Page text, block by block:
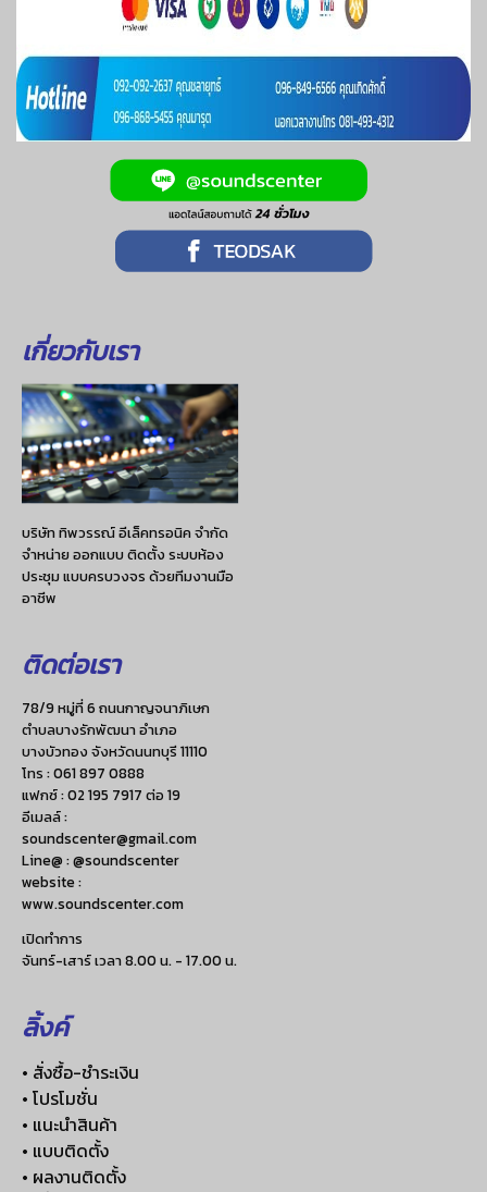
เกี่ยวกับเรา
บริษัท ทิพวรรณ์ อีเล็คทรอนิค จำกัด
จำหน่าย ออกแบบ ติดตั้ง ระบบห้อง
ประชุม แบบครบวงจร ด้วยทีมงานมือ
อาชีพ
ติดต่อเรา
78/9 หมู่ที่ 6 ถนนกาญจนาภิเษก
ตำบลบางรักพัฒนา อำเภอ
บางบัวทอง จังหวัดนนทบุรี 11110
โทร :061 897 0888
แฟกซ์ :02 195 7917 ต่อ 19
อีเมลล์ :
soundscenter@gmail.com
Line@ : @soundscenter
website :
www.soundscenter.com
เปิดทำการ
จันทร์-เสาร์ เวลา 8.00 น. - 17.00 น.
ลิ้งค์
• สั่งซื้อ-ชำระเงิน
• โปรโมชั่น
• แนะนำสินค้า
• แบบติดตั้ง
• ผลงานติดตั้ง